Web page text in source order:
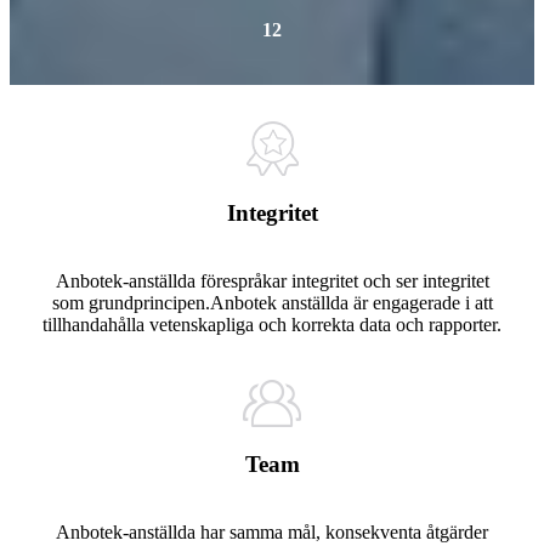
12
Integritet
Anbotek-anställda förespråkar integritet och ser integritet
som grundprincipen.Anbotek anställda är engagerade i att
tillhandahålla vetenskapliga och korrekta data och rapporter.
Team
Anbotek-anställda har samma mål, konsekventa åtgärder